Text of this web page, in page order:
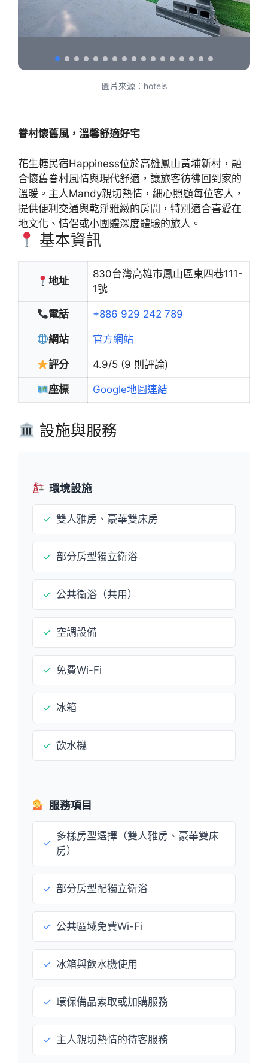
圖片來源：hotels
眷村懷舊風，溫馨舒適好宅
花生糖民宿Happiness位於高雄鳳山黃埔新村，融
合懷舊眷村風情與現代舒適，讓旅客彷彿回到家的
溫暖。主人Mandy親切熱情，細心照顧每位客人，
提供便利交通與乾淨雅緻的房間，特別適合喜愛在
地文化、情侶或小團體深度體驗的旅人。
基本資訊
地址
830台灣高雄市鳳山區東四巷111-
1號
電話 +886 929 242 789
網站 官方網站
評分 4.9/5 (9 則評論)
座標 Google地圖連結
設施與服務
環境設施
✓ 雙人雅房、豪華雙床房
✓ 部分房型獨立衛浴
✓ 公共衛浴（共用）
✓ 空調設備
✓ 免費Wi-Fi
✓ 冰箱
✓ 飲水機
服務項目
✓
多樣房型選擇（雙人雅房、豪華雙床
房）
✓ 部分房型配獨立衛浴
✓ 公共區域免費Wi-Fi
✓ 冰箱與飲水機使用
✓ 環保備品索取或加購服務
✓ 主人親切熱情的待客服務